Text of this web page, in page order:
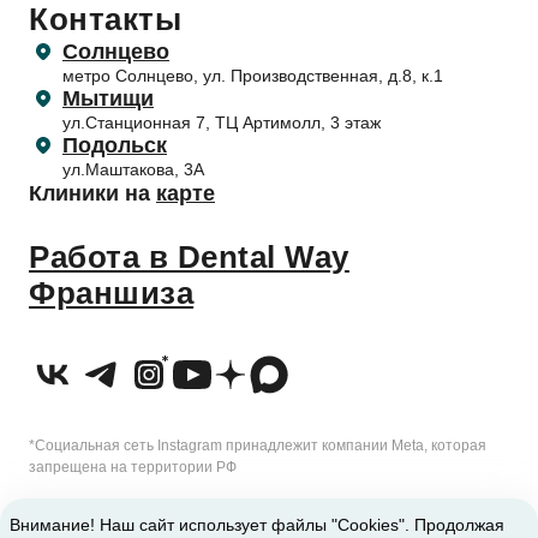
Внимание! Наш сайт использует файлы "Cookies". Продолжая
Лечение десен (пародонтология)
Профилактика и профессиональная гигиена
Отбеливание зубов
Гигиена зубов детям и профилактика
Прайс-лист
Правила поведения пациентов
Приём несовершеннолетних пациентов
Налоговый вычет
Обработка персональных данных
Согласие на обработку персональных данных
Согласие на обработку с помощью метрических программ
Контакты
Солнцево
метро Солнцево, ул. Производственная, д.8, к.1
Мытищи
ул.Станционная 7, ТЦ Артимолл, 3 этаж
Подольск
ул.Маштакова, 3А
Клиники на карте
Работа в Dental Way
Франшиза
*Социальная сеть Instagram принадлежит компании Meta, которая
запрещена на территории РФ